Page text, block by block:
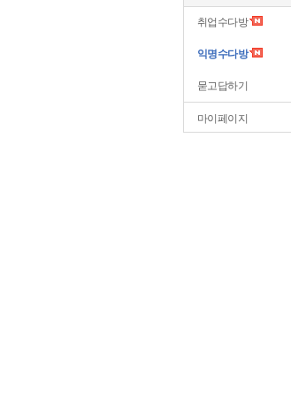
취업수다방
익명수다방
묻고답하기
마이페이지